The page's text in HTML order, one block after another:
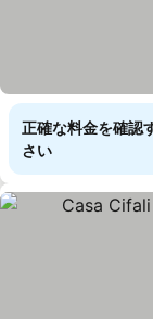
正確な料金を確認
さい